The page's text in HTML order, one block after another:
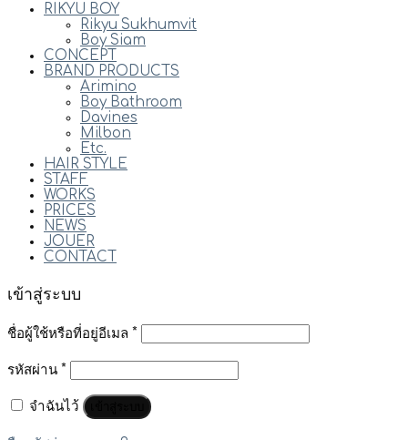
RIKYU BOY
Rikyu Sukhumvit
Boy Siam
CONCEPT
BRAND PRODUCTS
Arimino
Boy Bathroom
Davines
Milbon
Etc.
HAIR STYLE
STAFF
WORKS
PRICES
NEWS
JOUER
CONTACT
เข้าสู่ระบบ
ชื่อผู้ใช้หรือที่อยู่อีเมล *
รหัสผ่าน *
จำฉันไว้